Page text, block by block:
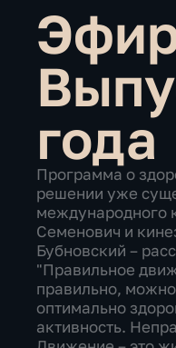
года
Программа о
решении уже
международного
Семенович и
Бубновский –
"Правильное
правильно,
оптимально
активность.